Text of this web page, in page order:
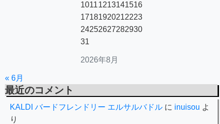
2026年8月
10111213141516
17181920212223
24252627282930
31
« 6月
最近のコメント
KALDI バードフレンドリー エルサルバドル に inuisou よ
り